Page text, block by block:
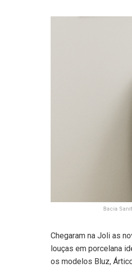
Bacia
Chegaram na Joli as
louças em porcelana
os modelos Bluz,